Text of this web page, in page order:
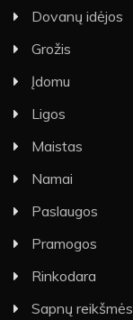
Dovanų idėjos
Grožis
Įdomu
Ligos
Maistas
Namai
Paslaugos
Pramogos
Rinkodara
Sapnų reikšmės